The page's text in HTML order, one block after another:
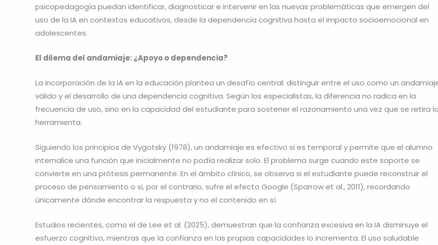
psicopedagogía puedan identificar, diagnosticar e intervenir en las nuevas problemáticas que emergen del
uso de la IA en contextos educativos, desde la dependencia cognitiva hasta el impacto socioemocional en
adolescentes.
El dilema del andamiaje: ¿Apoyo o dependencia?
La incorporación de la IA en la educación plantea un desafío central: distinguir entre el uso como un
válido y el desarrollo de una dependencia cognitiva. Según los especialistas, la diferencia no radica en la
frecuencia de uso, sino en la capacidad del estudiante para sostener el razonamiento una vez que se retira
herramienta.
Siguiendo los principios de Vygotsky (1978), un andamiaje es efectivo si es temporal y permite que el alumno
internalice una función que inicialmente no podía realizar solo. El problema surge cuando este soporte se
convierte en una prótesis permanente. En el ámbito clínico, se observa si el estudiante puede reconstruir el
proceso de pensamiento o si, por el contrario, sufre el efecto Google (Sparrow et al., 2011), recordando
únicamente dónde encontrar la respuesta y no el contenido en sí.
Estudios recientes, como el de Lee et al. (2025), demuestran que la confianza excesiva en la IA disminuye el
esfuerzo cognitivo, mientras que la confianza en las propias capacidades lo incrementa. El uso saludable